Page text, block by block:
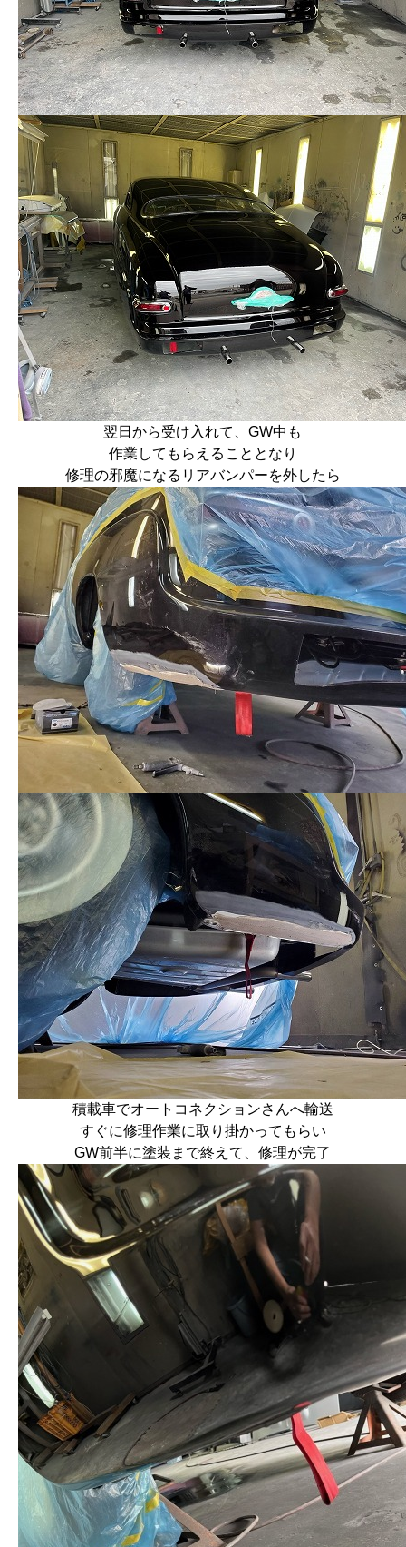
翌日から受け入れて、GW中も
作業してもらえることとなり
修理の邪魔になるリアバンパーを外したら
積載車でオートコネクションさんへ輸送
すぐに修理作業に取り掛かってもらい
GW前半に塗装まで終えて、修理が完了